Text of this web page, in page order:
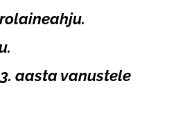
aasta vanustele